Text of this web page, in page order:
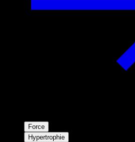
Force
Hypertrophie